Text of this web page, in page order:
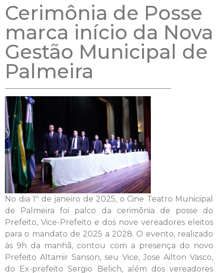
Cerimônia de Posse
marca início da Nova
Gestão Municipal de
Palmeira
No dia 1º de janeiro de 2025, o Cine Teatro Municipal
de Palmeira foi palco da cerimônia de posse do
Prefeito, Vice-Prefeito e dos nove vereadores eleitos
para o mandato de 2025 a 2028. O evento, realizado
às 9h da manhã, contou com a presença do novo
Prefeito Altamir Sanson, seu Vice, Jose Ailton Vasco,
do Ex-prefeito Sergio Belich, além dos vereadores